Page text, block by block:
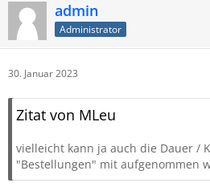
admin
Administrator
30. Januar 2023
Zitat von MLeu
vielleicht kann ja auch die Dauer /
"Bestellungen" mit aufgenommen